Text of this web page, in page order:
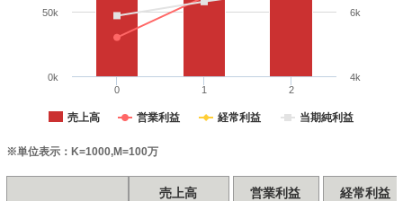
売上高 営業利益 経常利益 当期純利益
0 1 2
0k
50k
4k
6k
※単位表示：K=1000,M=100万
売上高 営業利益 経常利益